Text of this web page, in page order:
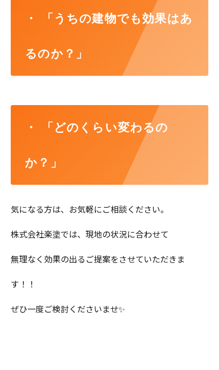
・ 「うちの建物でも効果はあ
るのか？」
・ 「どのくらい変わるの
か？」
気になる方は、お気軽にご相談ください。
株式会社楽塗では、現地の状況に合わせて
無理なく効果の出るご提案をさせていただきま
す！！
ぜひ一度ご検討くださいませ✨